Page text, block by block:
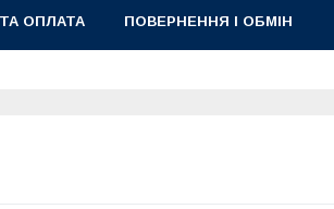
ОПЛАТА ПОВЕРНЕННЯ І ОБМІН